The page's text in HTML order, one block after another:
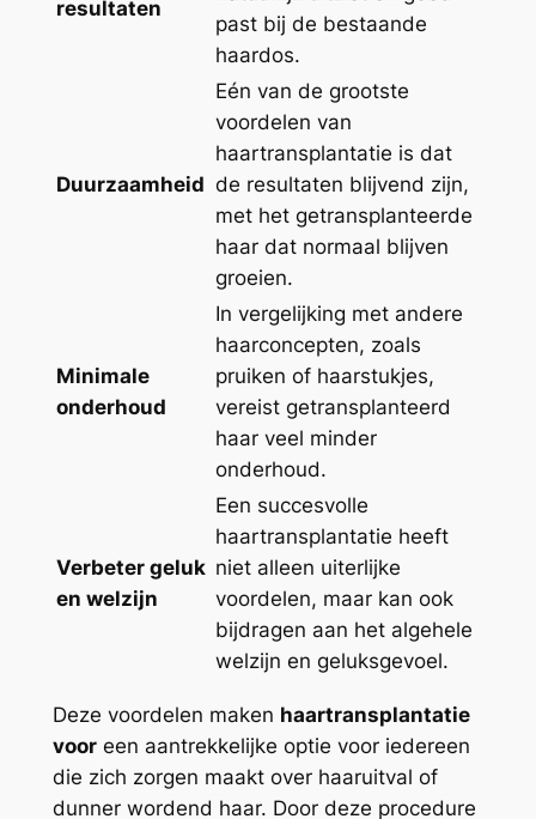
resultaten
past bij de bestaande
haardos.
Duurzaamheid
Eén van de grootste
voordelen van
haartransplantatie is dat
de resultaten blijvend zijn,
met het getransplanteerde
haar dat normaal blijven
groeien.
Minimale
onderhoud
In vergelijking met andere
haarconcepten, zoals
pruiken of haarstukjes,
vereist getransplanteerd
haar veel minder
onderhoud.
Verbeter geluk
en welzijn
Een succesvolle
haartransplantatie heeft
niet alleen uiterlijke
voordelen, maar kan ook
bijdragen aan het algehele
welzijn en geluksgevoel.
Deze voordelen maken haartransplantatie
vooreen aantrekkelijke optie voor iedereen
die zich zorgen maakt over haaruitval of
dunner wordend haar. Door deze procedure